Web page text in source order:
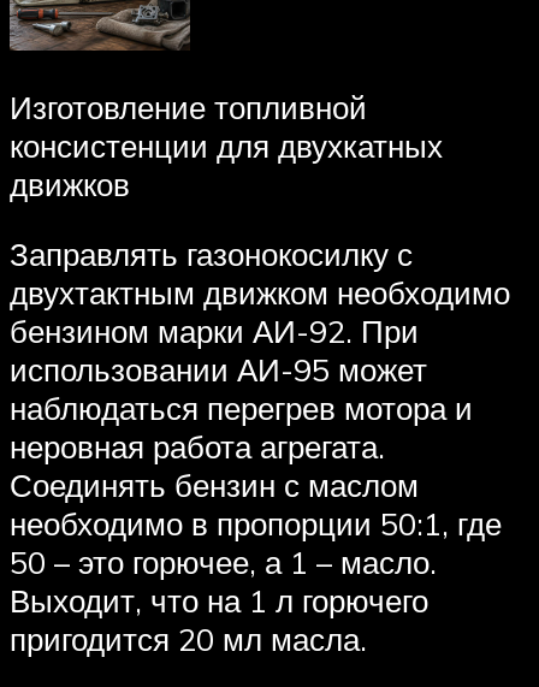
Изготовление топливной
консистенции для двухкатных
движков
Заправлять газонокосилку с
двухтактным движком необходимо
бензином марки АИ-92. При
использовании АИ-95 может
наблюдаться перегрев мотора и
неровная работа агрегата.
Соединять бензин с маслом
необходимо в пропорции 50:1, где
50 – это горючее, а 1 – масло.
Выходит, что на 1 л горючего
пригодится 20 мл масла.